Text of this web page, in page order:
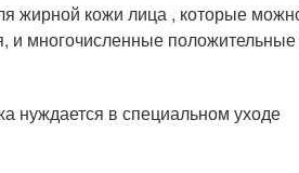
жирной кожи лица , которые
и многочисленные
нуждается в специальном уходе